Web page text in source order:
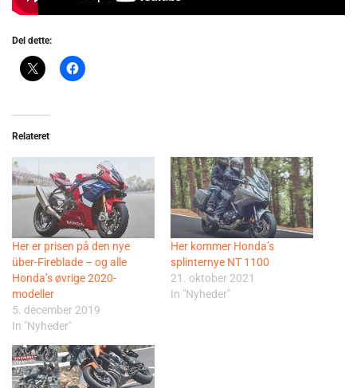
Del dette:
Relateret
Her er prisen på den nye
über-Fireblade – og alle
Honda’s øvrige 2020-
modeller
5. december 2019
In "Nyheder"
Her kommer Honda’s
splinternye NT 1100
21. oktober 2021
In "Nyheder"